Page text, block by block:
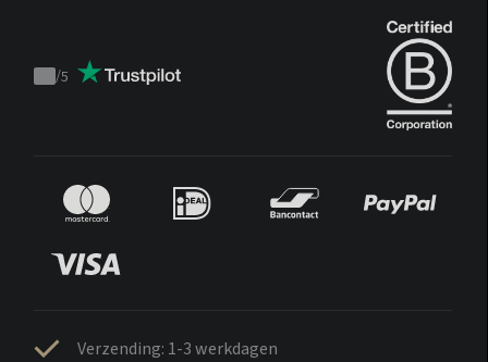
Trustpilot
/5
Verzending: 1-3 werkdagen